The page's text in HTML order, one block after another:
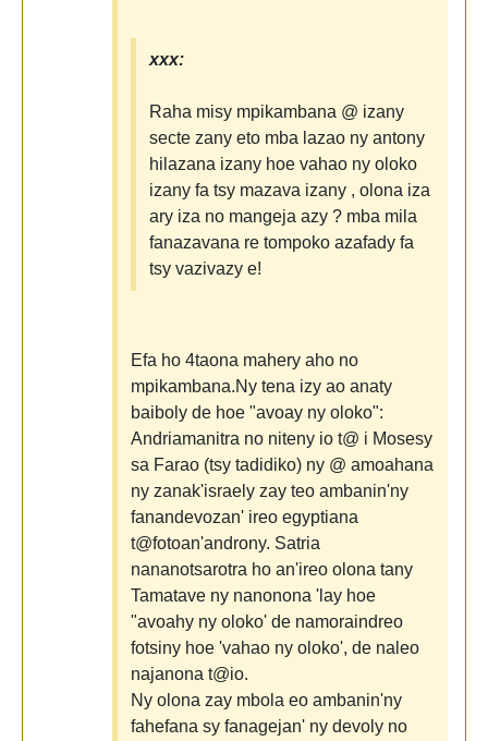
xxx:
Raha misy mpikambana @ izany
secte zany eto mba lazao ny antony
hilazana izany hoe vahao ny oloko
izany fa tsy mazava izany , olona iza
ary iza no mangeja azy ? mba mila
fanazavana re tompoko azafady fa
tsy vazivazy e!
Efa ho 4taona mahery aho no
mpikambana.Ny tena izy ao anaty
baiboly de hoe "avoay ny oloko":
Andriamanitra no niteny io t@ i Mosesy
sa Farao (tsy tadidiko) ny @ amoahana
ny zanak'israely zay teo ambanin'ny
fanandevozan' ireo egyptiana
t@fotoan'androny. Satria
nananotsarotra ho an'ireo olona tany
Tamatave ny nanonona 'lay hoe
"avoahy ny oloko' de namoraindreo
fotsiny hoe 'vahao ny oloko', de naleo
najanona t@io.
Ny olona zay mbola eo ambanin'ny
fahefana sy fanagejan' ny devoly no